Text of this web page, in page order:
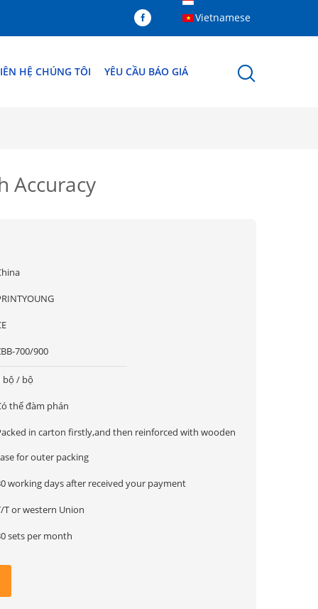
Vietnamese
HỆ CHÚNG TÔI YÊU CẦU BÁO GIÁ
Accuracy
700/900
bộ / bộ
thể đàm phán
in carton firstly,and then reinforced with wooden
for outer packing
working days after received your payment
T or western Union
sets per month